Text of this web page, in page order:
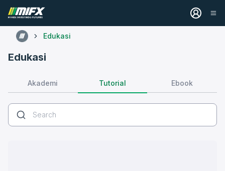
Edukasi
Edukasi
Akademi Tutorial Ebook